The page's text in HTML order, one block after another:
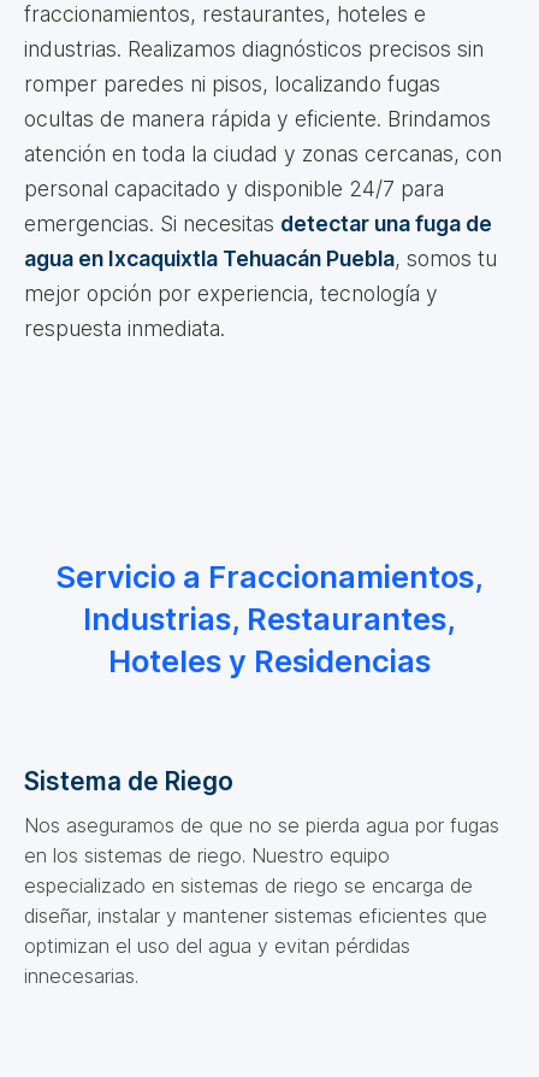
fraccionamientos, restaurantes, hoteles e
industrias. Realizamos diagnósticos precisos sin
romper paredes ni pisos, localizando fugas
ocultas de manera rápida y eficiente. Brindamos
atención en toda la ciudad y zonas cercanas, con
personal capacitado y disponible 24/7 para
emergencias. Si necesitas detectar una fuga de
agua en Ixcaquixtla Tehuacán Puebla, somos tu
mejor opción por experiencia, tecnología y
respuesta inmediata.
Servicio a Fraccionamientos,
Industrias, Restaurantes,
Hoteles y Residencias
Sistema de Riego
Nos aseguramos de que no se pierda agua por fugas
en los sistemas de riego. Nuestro equipo
especializado en sistemas de riego se encarga de
diseñar, instalar y mantener sistemas eficientes que
optimizan el uso del agua y evitan pérdidas
innecesarias.